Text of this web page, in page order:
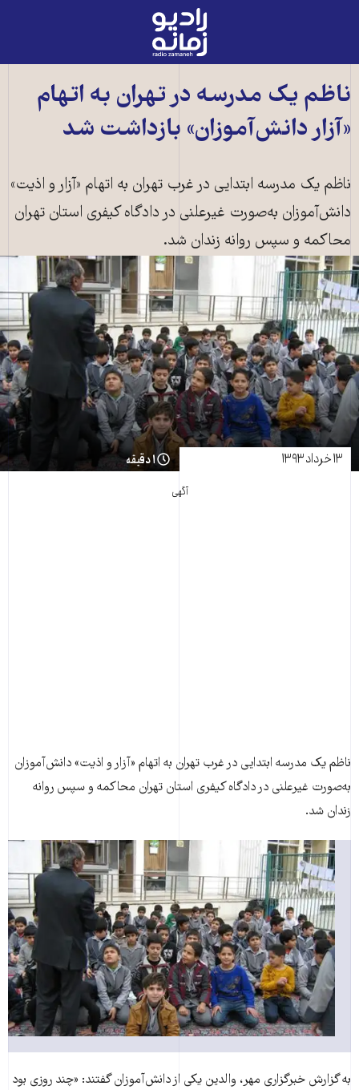
رادیو
زمانه
اصلی
ناظم يک مدرسه در تهران به اتهام
«آزار دانش‌آموزان» بازداشت شد
ناظم يک مدرسه ابتدايی در غرب تهران به اتهام «آزار و اذيت»
دانش‌آموزان به‌صورت غيرعلنی در دادگاه کيفری استان تهران
محاکمه و سپس روانه زندان شد.
۱۳ خرداد ۱۳۹۳ ۱ دقیقه
آگهی
ناظم يک مدرسه ابتدايی در غرب تهران به اتهام «آزار و اذيت» دانش‌آموزان
به‌صورت غيرعلنی در دادگاه کيفری استان تهران محاکمه و سپس روانه
زندان شد.
به گزارش خبرگزاری مهر، والدين يکی از دانش‌آموزان گفتند: «چند روزی بود